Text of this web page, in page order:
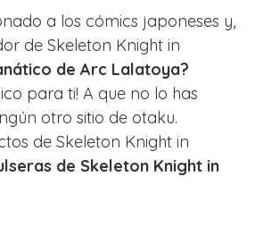
a los cómics japoneses y,
de Skeleton Knight in
de Arc Lalatoya?
para ti! A que no lo has
otro sitio de otaku.
de Skeleton Knight in
de Skeleton Knight in